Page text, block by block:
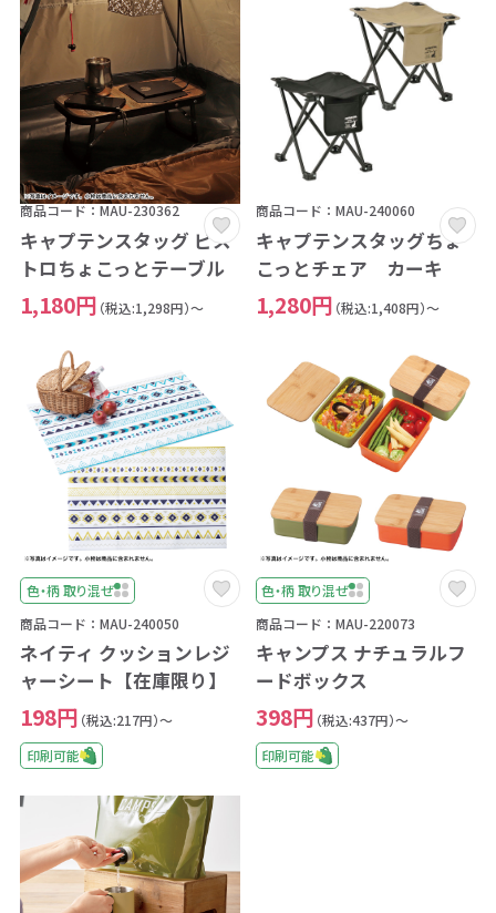
商品コード：MAU-230362
キャプテンスタッグ ビス
トロちょこっとテーブル
1,180円 （税込:1,298円）～
商品コード：MAU-240060
キャプテンスタッグちょ
こっとチェア カーキ
1,280円 （税込:1,408円）～
色・柄 取り混ぜ
商品コード：MAU-240050
ネイティ クッションレジ
ャーシート【在庫限り】
198円 （税込:217円）～
印刷可能
色・柄 取り混ぜ
商品コード：MAU-220073
キャンプス ナチュラルフ
ードボックス
398円 （税込:437円）～
印刷可能